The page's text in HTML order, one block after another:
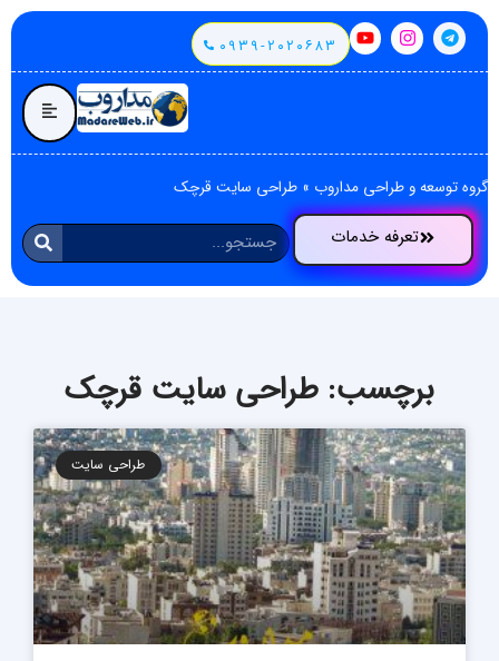
۰۹۳۹-۲۰۲۰۶۸۳
گروه توسعه و طراحی مداروب » طراحی سایت قرچک
تعرفه خدمات
برچسب: طراحی سایت قرچک
طراحی سایت